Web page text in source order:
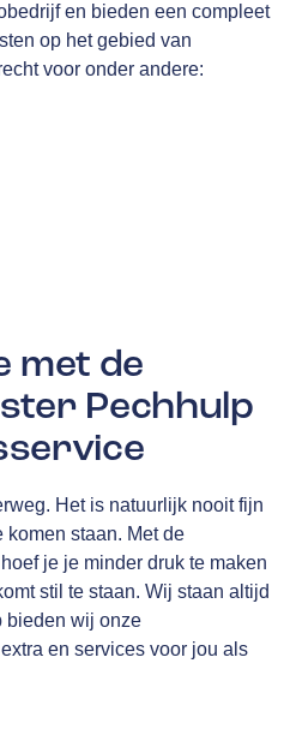
en bieden een compleet
op het gebied van
voor onder andere:
met de
Pechhulp
Het is natuurlijk nooit fijn
komen staan. Met de
je je minder druk te maken
stil te staan. Wij staan altijd
bieden wij onze
en services voor jou als